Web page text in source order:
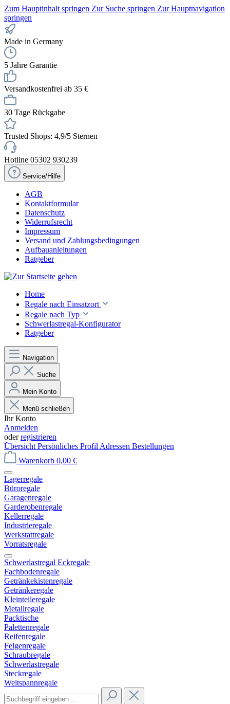
Zum Hauptinhalt springen Zur Suche springen Zur Hauptnavigation
springen
Made in Germany
5 Jahre Garantie
Versandkostenfrei ab 35 €
30 Tage Rückgabe
Trusted Shops: 4,9/5 Sternen
Hotline 05302 930239
Service/Hilfe
AGB
Kontaktformular
Datenschutz
Widerrufsrecht
Impressum
Versand und Zahlungsbedingungen
Aufbauanleitungen
Ratgeber
Home
Regale nach Einsatzort
Regale nach Typ
Schwerlastregal-Konfigurator
Ratgeber
Navigation
Suche
Mein Konto
Menü schließen
Ihr Konto
Anmelden
oderregistrieren
Übersicht Persönliches Profil Adressen Bestellungen
Warenkorb 0,00 €
Lagerregale
Büroregale
Garagenregale
Garderobenregale
Kellerregale
Industrieregale
Werkstattregale
Vorratsregale
Schwerlastregal Eckregale
Fachbodenregale
Getränkekistenregale
Getränkeregale
Kleinteileregale
Metallregale
Packtische
Palettenregale
Reifenregale
Felgenregale
Schraubregale
Schwerlastregale
Steckregale
Weitspannregale